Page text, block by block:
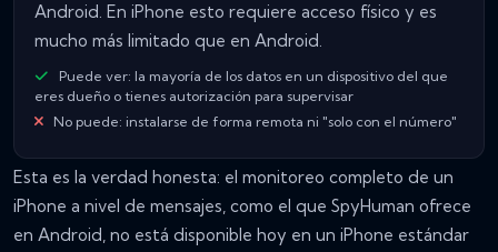
Android. En iPhone esto requiere acceso físico y es
mucho más limitado que en Android.
Puede ver: la mayoría de los datos en un dispositivo del que
eres dueño o tienes autorización para supervisar
No puede: instalarse de forma remota ni "solo con el número"
Esta es la verdad honesta: el monitoreo completo de un
iPhone a nivel de mensajes, como el que SpyHuman ofrece
en Android, no está disponible hoy en un iPhone estándar